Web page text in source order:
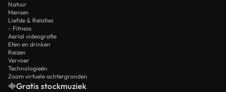
Natuur
Mensen
Liefde & Relaties
- Fitness
Aerial videografie
Eten en drinken
Reizen
Vervoer
Technologieën
Zoom virtuele achtergronden
Gratis stockmuziek